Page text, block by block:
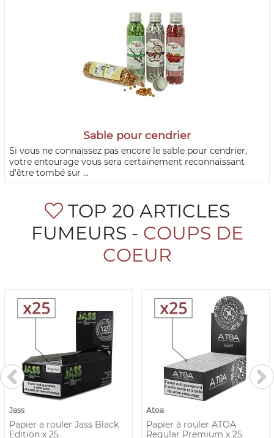
Sable pour cendrier
Si vous ne connaissez pas encore le sable pour cendrier,
votre entourage vous sera certainement reconnaissant
d'être tombé sur ...
TOP 20 ARTICLES
FUMEURS - COUPS DE
COEUR
Jass
Papier a rouler Jass Black
Edition x 25
Atoa
Papier à rouler ATOA
Regular Premium x 25